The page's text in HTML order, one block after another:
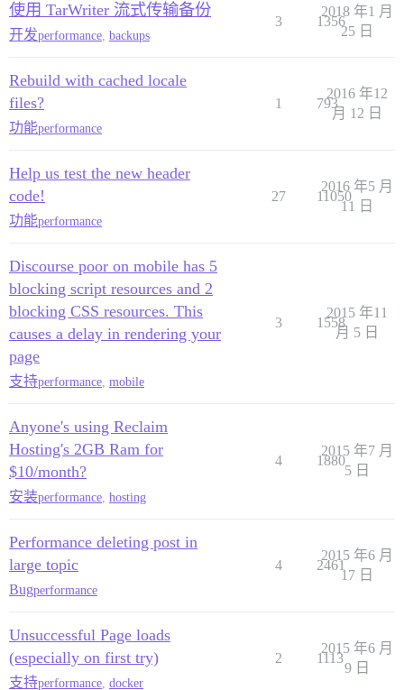
使用 TarWriter 流式传输备份
开发performance backups
3 1356
2018 年1 月
25 日
Rebuild with cached locale
files?
功能performance
1 793
2016 年12
月 12 日
Help us test the new header
code!
功能performance
27 11050
2016 年5 月
11 日
Discourse poor on mobile has 5
blocking script resources and 2
blocking CSS resources. This
causes a delay in rendering your
page
支持performance mobile
3 1558
2015 年11
月 5 日
Anyone's using Reclaim
Hosting's 2GB Ram for
$10/month?
安装performance hosting
4 1880
2015 年7 月
5 日
Performance deleting post in
large topic
Bugperformance
4 2461
2015 年6 月
17 日
Unsuccessful Page loads
(especially on first try)
支持performance docker
2 1113
2015 年6 月
9 日